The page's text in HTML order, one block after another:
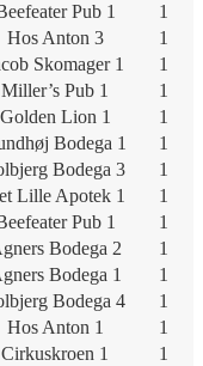
Pub 1
1
Hos Anton 3
1
Skomager 1
1
Miller’s Pub 1
1
Golden Lion 1
1
Bodega 1
1
Bodega 3
1
Lille Apotek 1
1
Pub 1
1
Bodega 2
1
Bodega 1
1
Bodega 4
1
Hos Anton 1
1
Cirkuskroen 1
1